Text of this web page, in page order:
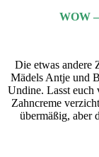
WOW
Die etwas andere
Mädels Antje und
Undine. Lasst euch
Zahncreme
übermäßig, aber